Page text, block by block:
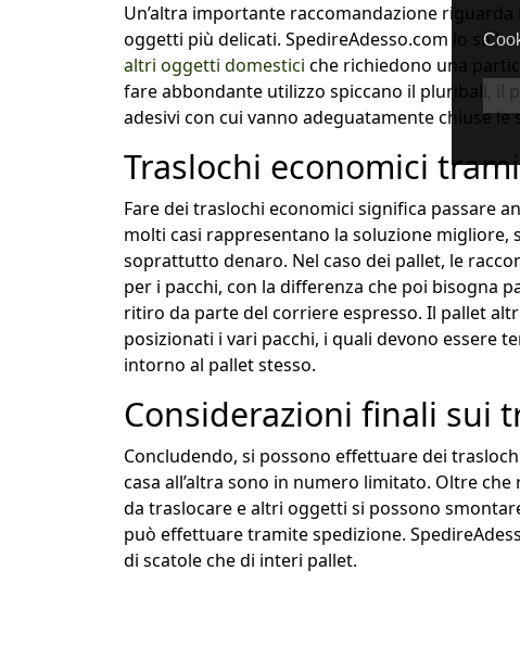
Un’altra importante raccomandazione
oggetti più delicati. SpedireAdesso.com lo sa
altri oggetti domestici che richiedono una
fare abbondante utilizzo spiccano il pluriball, il
adesivi con cui vanno adeguatamente chiuse
Traslochi economici
Fare dei traslochi economici significa passare
molti casi rappresentano la soluzione
soprattutto denaro. Nel caso dei pallet, le
per i pacchi, con la differenza che poi bisogna
ritiro da parte del corriere espresso. Il pallet
posizionati i vari pacchi, i quali devono essere
intorno al pallet stesso.
Considerazioni finali sui
Concludendo, si possono effettuare dei
casa all’altra sono in numero limitato. Oltre
da traslocare e altri oggetti si possono
può effettuare tramite spedizione.
di scatole che di interi pallet.